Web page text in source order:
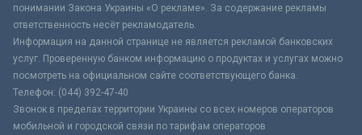
понимании Закона Украины «О рекламе». За содержание рекламы
ответственность несёт рекламодатель.
Информация на данной странице не является рекламой банковских
услуг. Проверенную банком информацию о продуктах и услугах можно
посмотреть на официальном сайте соответствующего банка.
Телефон: (044) 392-47-40
Звонок в пределах территории Украины со всех номеров операторов
мобильной и городской связи по тарифам операторов